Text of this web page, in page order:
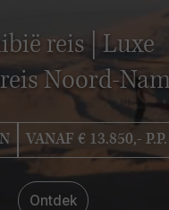
reis | Luxe
Noord-
VANAF € 13.850,- P.P.
Ontdek